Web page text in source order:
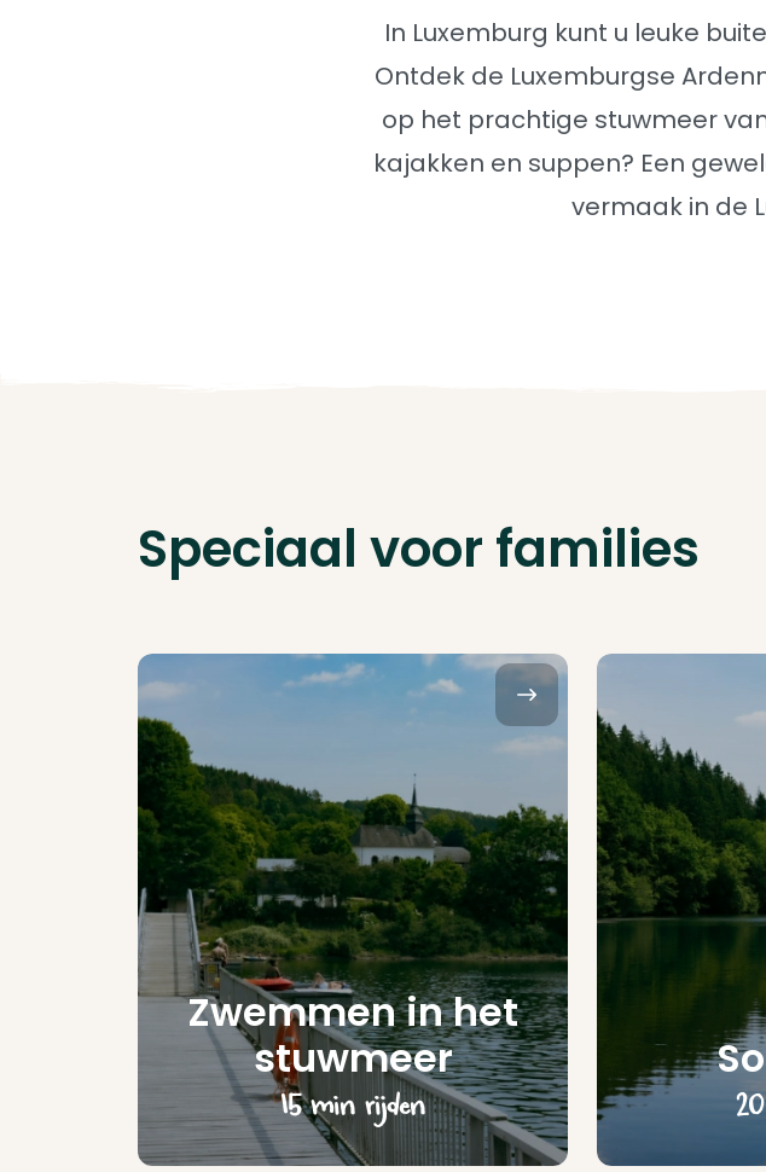
In Luxemburg kunt u leuke
Ontdek de Luxemburgse
op het prachtige stuwmeer
kajakken en suppen? Een
vermaak in de
Speciaal voor families
Zwemmen in het
stuwmeer
15 min rijden